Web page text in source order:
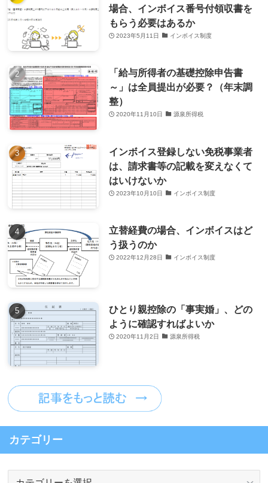
場合、インボイス番号付領収書を
もらう必要はあるか
2023年5月11日 インボイス制度
「給与所得者の基礎控除申告書
～」は全員提出が必要？（年末調
整）
2020年11月10日 源泉所得税
インボイス登録しない免税事業者
は、請求書等の記載を変えなくて
はいけないか
2023年10月10日 インボイス制度
立替経費の場合、インボイスはど
う扱うのか
2022年12月28日 インボイス制度
ひとり親控除の「事実婚」、どの
ように確認すればよいか
2020年11月2日 源泉所得税
カテゴリー